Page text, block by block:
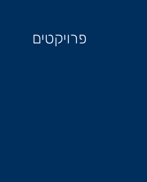
פרויקטים